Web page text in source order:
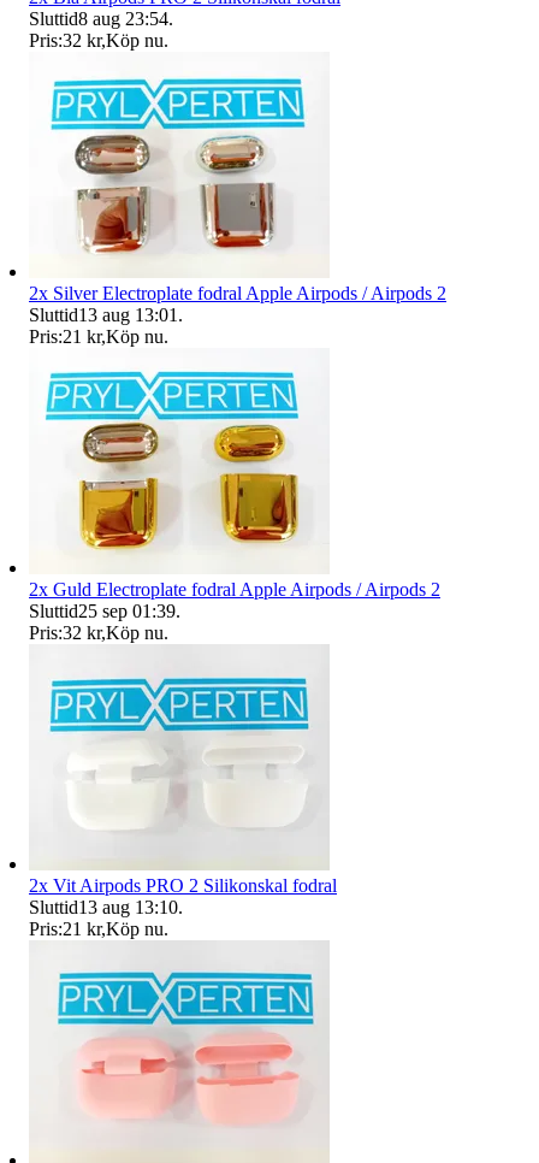
Sluttid8 aug 23:54.
Pris:32 kr,Köp nu.
2x Silver Electroplate fodral Apple Airpods / Airpods 2
Sluttid13 aug 13:01 .
Pris:21 kr,Köp nu.
2x Guld Electroplate fodral Apple Airpods / Airpods 2
Sluttid25 sep 01:39.
Pris:32 kr,Köp nu.
2x Vit Airpods PRO 2 Silikonskal fodral
Sluttid13 aug 13:10.
Pris:21 kr,Köp nu.